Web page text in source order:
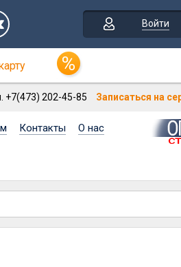
Войти
+7(473) 202-45-85 Записаться на
Контакты О нас